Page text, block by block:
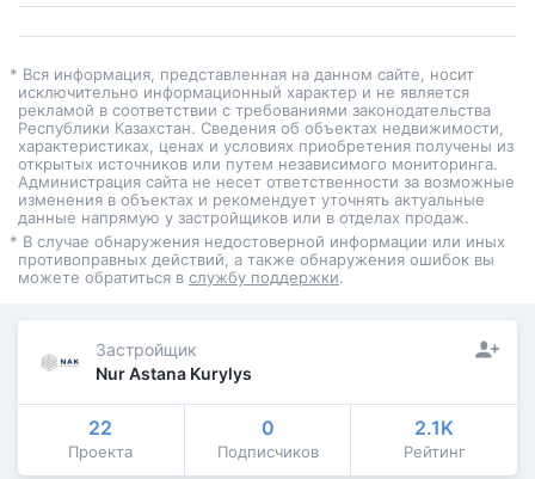
* Вся информация, представленная на данном сайте, носит
исключительно информационный характер и не является
рекламой в соответствии с требованиями законодательства
Республики Казахстан. Сведения об объектах недвижимости,
характеристиках, ценах и условиях приобретения получены из
открытых источников или путем независимого мониторинга.
Администрация сайта не несет ответственности за возможные
изменения в объектах и рекомендует уточнять актуальные
данные напрямую у застройщиков или в отделах продаж.
* В случае обнаружения недостоверной информации или иных
противоправных действий, а также обнаружения ошибок вы
можете обратиться в службу поддержки.
Застройщик
Nur Astana Kurylys
22
Проекта
0
Подписчиков
2.1K
Рейтинг